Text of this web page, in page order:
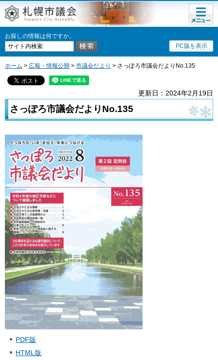
お探しの情報は何ですか。
PC版を表示
メニュ
ー
ホーム > 広報・情報公開 > 市議会だより > さっぽろ市議会だよりNo.135
更新日：2024年2月19日
さっぽろ市議会だよりNo.135
PDF版
HTML版